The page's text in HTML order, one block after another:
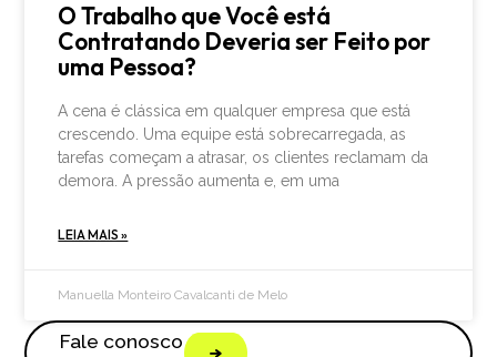
O Trabalho que Você está
Contratando Deveria ser Feito por
uma Pessoa?
A cena é clássica em qualquer empresa que está
crescendo. Uma equipe está sobrecarregada, as
tarefas começam a atrasar, os clientes reclamam da
demora. A pressão aumenta e, em uma
LEIA MAIS »
Manuella Monteiro Cavalcanti de Melo
Fale conosco